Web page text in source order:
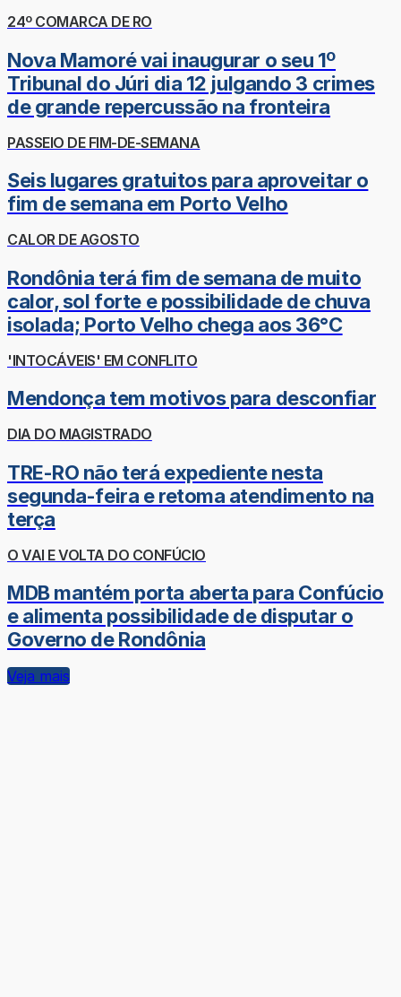
24º COMARCA DE RO
Nova Mamoré vai inaugurar o seu 1º
Tribunal do Júri dia 12 julgando 3 crimes
de grande repercussão na fronteira
PASSEIO DE FIM-DE-SEMANA
Seis lugares gratuitos para aproveitar o
fim de semana em Porto Velho
CALOR DE AGOSTO
Rondônia terá fim de semana de muito
calor, sol forte e possibilidade de chuva
isolada; Porto Velho chega aos 36°C
'INTOCÁVEIS' EM CONFLITO
Mendonça tem motivos para desconfiar
DIA DO MAGISTRADO
TRE-RO não terá expediente nesta
segunda-feira e retoma atendimento na
terça
O VAI E VOLTA DO CONFÚCIO
MDB mantém porta aberta para Confúcio
e alimenta possibilidade de disputar o
Governo de Rondônia
Veja mais